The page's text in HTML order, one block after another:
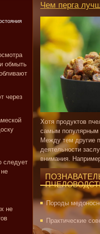
обмыть
через
следует
не
Чем перга
Хотя продуктов
самым популярным
Между тем другие
деятельности
внимания.
Породы
Практические